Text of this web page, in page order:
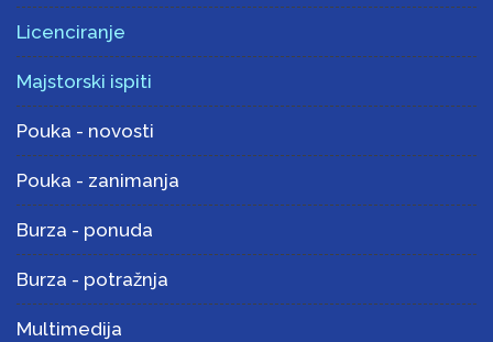
Licenciranje
Majstorski ispiti
Pouka - novosti
Pouka - zanimanja
Burza - ponuda
Burza - potražnja
Multimedija